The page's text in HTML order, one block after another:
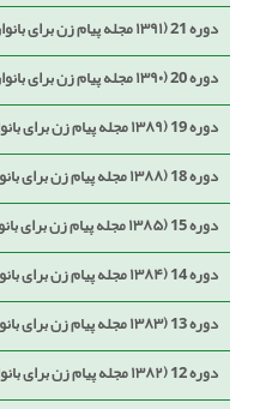
دوره 21 (۱۳۹۱ مجله پیام زن برای بانوان)
دوره 20 (۱۳۹۰ مجله پیام زن برای بانوان)
دوره 19 (۱۳۸۹ مجله پیام زن برای بانوان)
دوره 18 (۱۳۸۸ مجله پیام زن برای بانوان)
دوره 15 (۱۳۸۵ مجله پیام زن برای بانوان)
دوره 14 (۱۳۸۴ مجله پیام زن برای بانوان)
دوره 13 (۱۳۸۳ مجله پیام زن برای بانوان)
دوره 12 (۱۳۸۲ مجله پیام زن برای بانوان)